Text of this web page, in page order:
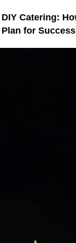
DIY Catering:
Plan for Success